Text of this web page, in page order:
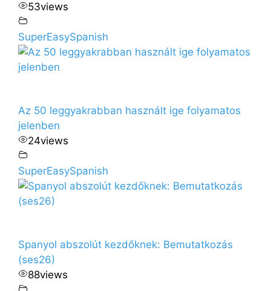
53views
SuperEasySpanish
Az 50 leggyakrabban használt ige folyamatos
jelenben
24views
SuperEasySpanish
Spanyol abszolút kezdőknek: Bemutatkozás
(ses26)
88views